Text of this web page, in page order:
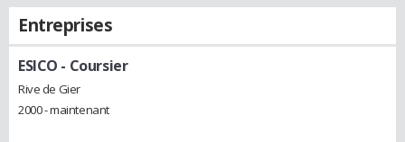
Entreprises
ESICO - Coursier
Rive de Gier
2000 - maintenant